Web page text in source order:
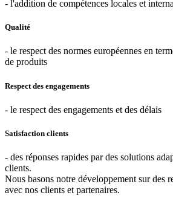
- l'addition de compétences locales et
Qualité
- le respect des normes européennes en
de produits
Respect des engagements
- le respect des engagements et des délais
Satisfaction clients
- des réponses rapides par des solutions
clients.
Nous basons notre développement sur des
avec nos clients et partenaires.